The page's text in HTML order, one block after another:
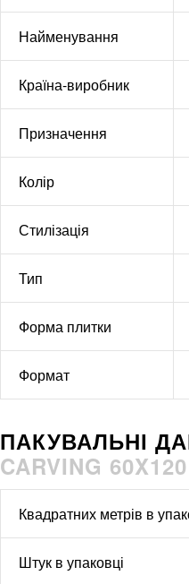
Найменування
Країна-виробник
Призначення
Колір
Стилізація
Тип
Форма плитки
Формат
ПАКУВАЛЬНІ
CARVING 60X120
Квадратних метрів в
Штук в упаковці